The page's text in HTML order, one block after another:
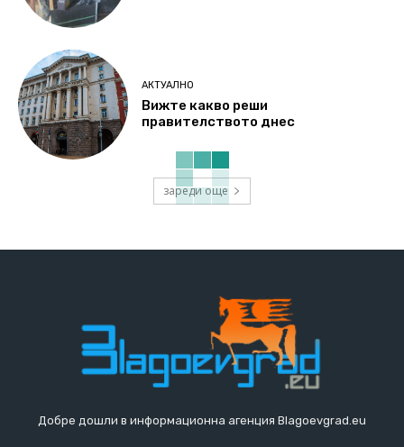
АКТУАЛНО
Вижте какво реши
правителството днес
зареди още
Добре дошли в информационна агенция Blagoevgrad.eu